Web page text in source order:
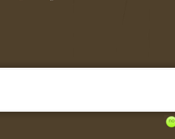
no